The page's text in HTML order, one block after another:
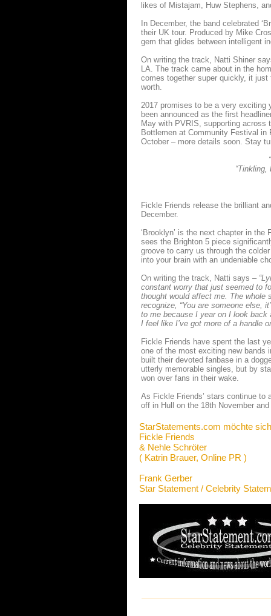
likes of Mistajam, Huw Stephens,
In December, the band celebrated
their UK tour. Produced by Mike
gem that glides between intelligent
On writing the track, Natti Shiner
LA. The track came about in the
comes together super quickly, it
worth.
2017 promises to be a very exciting
been announced as the first
May with PVRIS, supporting across
Bottlemen at Community Festival in
October – more details soon. Stay
Fickle Friends release the brilliant
December.
‘Brooklyn’ is the next chapter in the
sees the Brighton 5 piece
groove to carry us through the
into your brain with an undeniable
On writing the track, Natti says –
constant worry that just seemed to
thought would affect me. The whole
recognize, “You are someone else,
to me because I year on I look back
I feel like I’ve got more of a handle
Fickle Friends have spent the last
one of the most exciting new bands
built their devoted fanbase in a
utterly memorable singles, but by
won over fans in their wake.
As Fickle Friends’ stars continue to
off in Hull on the 18th November
StarStatements.com möchte
Fickle Friends
& Nehle Schröter
( Katrin Brauer, Online PR )
Frank Gerber
Star Statement / Celebrity